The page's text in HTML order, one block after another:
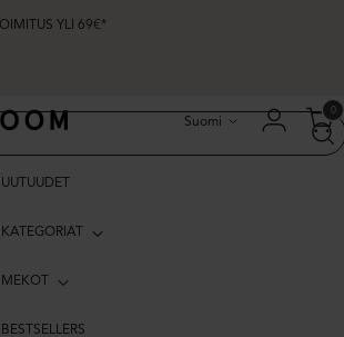
YLI 69€*
Suomi
0
UUTUUDET
KATEGORIAT
MEKOT
BESTSELLERS